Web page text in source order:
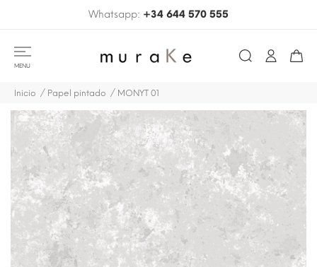
Whatsapp: +34 644 570 555
MENU
Inicio Papel pintado MONYT 01